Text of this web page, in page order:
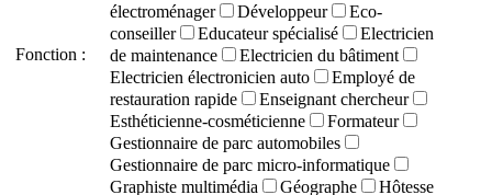
Fonction :
électroménager
Développeur
Eco-
conseiller
Educateur spécialisé
Electricien
de maintenance
Electricien du bâtiment
Electricien électronicien auto
Employé de
restauration rapide
Enseignant chercheur
Esthéticienne-cosméticienne
Formateur
Gestionnaire de parc automobiles
Gestionnaire de parc micro-informatique
Graphiste multimédia
Géographe
Hôtesse